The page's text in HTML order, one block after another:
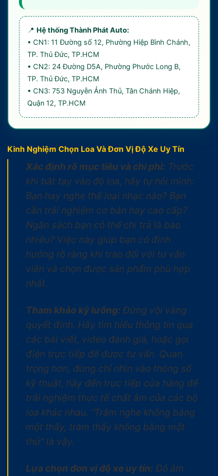
📍 Hệ thống Thành Phát Auto:
• CN1: 11 Đường số 12, Phường Hiệp Bình Chánh,
TP. Thủ Đức, TP.HCM
• CN2: 24 Đường D5A, Phường Phước Long B,
TP. Thủ Đức, TP.HCM
• CN3: 753 Nguyễn Ảnh Thủ, Tân Chánh Hiệp,
Quận 12, TP.HCM
Kinh Nghiệm Chọn Loa Và Đơn Vị Độ Xe Uy Tín
Xác định rõ mục tiêu và chi phí: Trước
khi bắt tay vào độ loa, hãy tự hỏi mình:
Bạn hay nghe thể loại nhạc nào? Bạn
cần trải nghiệm cơ bản hay cao cấp?
Ngân sách bạn có thể chi trả là bao
nhiêu? Việc này giúp bạn có định
hướng rõ ràng khi trao đổi với tư vấn
viên và chọn được sản phẩm phù hợp
nhất.
Tham khảo kỹ lưỡng: Đừng vội vàng
quyết định. Hãy tìm hiểu thông tin qua
các bài viết, video đánh giá, hoặc gọi
điện trực tiếp để được tư vấn. Quan
trọng hơn, đừng chỉ nhìn vào thông số
kỹ thuật, hãy đến trực tiếp cửa hàng để
trải nghiệm thực tế chất âm của các bộ
loa khác nhau. “Trăm nghe không bằng
một thấy, trăm thấy không bằng một
thử” là vậy.
Lựa chọn đơn vị độ xe uy tín: Độ âm